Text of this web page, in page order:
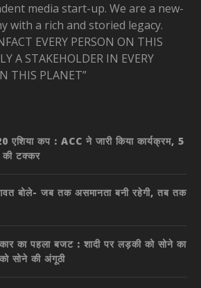
media start-up. We are a new-
with a rich and storied legacy.
EVERY PERSON ON THIS
A STAKEHOLDER IN EVERY
THIS PLANET”
एशिया कप : ACC ने जारी किया कार्यक्रम, 5
की टक्कर
बोले- जब तक असमानता बनी रहेगी, तब तक
का पहला बजट : शादी पर लड़की को सोने का
सोने की अंगूठी